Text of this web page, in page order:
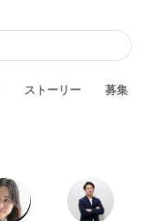
ストーリー 募集